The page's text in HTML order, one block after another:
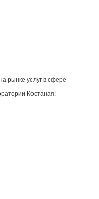
рынке услуг в сфере
Костаная: